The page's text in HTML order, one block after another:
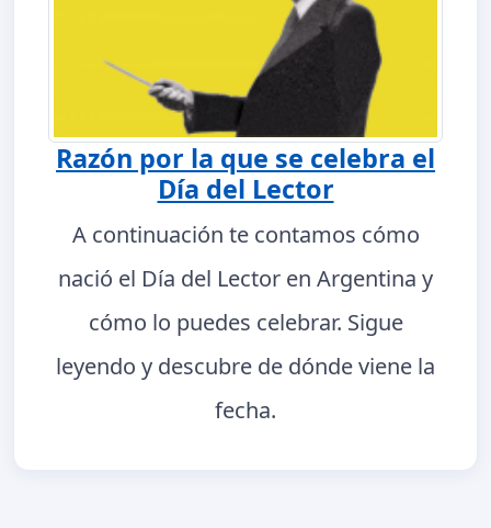
Razón por la que se celebra el
Día del Lector
A continuación te contamos cómo
nació el Día del Lector en Argentina y
cómo lo puedes celebrar. Sigue
leyendo y descubre de dónde viene la
fecha.